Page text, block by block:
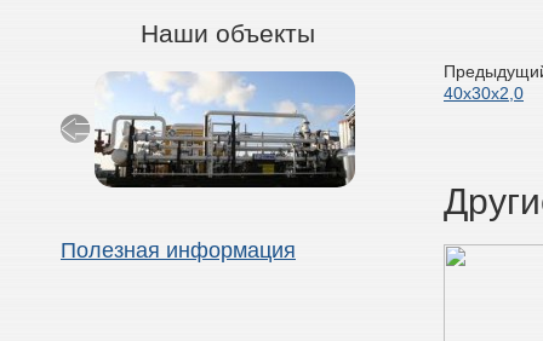
Наши объекты
Полезная информация
40х30х2,0